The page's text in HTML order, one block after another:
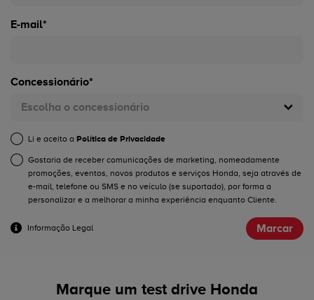
E-mail*
Concessionário*
Escolha o concessionário
Li e aceito a Política de Privacidade
Gostaria de receber comunicações de marketing, nomeadamente
promoções, eventos, novos produtos e serviços Honda, seja através de
e-mail, telefone ou SMS e no veículo (se suportado), por forma a
personalizar e a melhorar a minha experiência enquanto Cliente.
Informação Legal Marcar
Marque um test drive Honda